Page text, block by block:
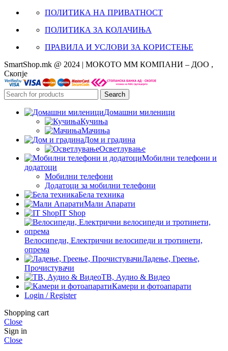
ПОЛИТИКА НА ПРИВАТНОСТ
ПОЛИТИКА ЗА КОЛАЧИЊА
ПРАВИЛА И УСЛОВИ ЗА КОРИСТЕЊЕ
SmartShop.mk @ 2024 | МОКОТО ММ КОМПАНИ – ДОО ,
Скопје
Search
Домашни миленици
Кучиња
Мачиња
Дом и градина
Осветлување
Мобилни телефони и
додатоци
Мобилни телефони
Додатоци за мобилни телефони
Бела техника
Мали Апарати
IT Shop
Велосипеди, Електрични велосипеди и тротинети,
опрема
Ладење, Греење,
Прочистувачи
ТВ, Аудио & Видео
Камери и фотоапарати
Login / Register
Shopping cart
Close
Sign in
Close